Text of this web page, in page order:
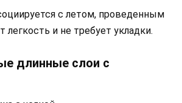
с летом, проведенным
легкость и не требует укладки.
длинные слои с